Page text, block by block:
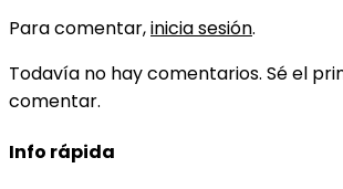
Para comentar,inicia sesión.
Todavía no hay comentarios. Sé el
comentar.
Info rápida